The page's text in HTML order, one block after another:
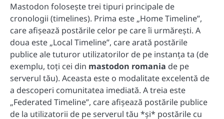
Mastodon folosește trei tipuri principale de
cronologii (timelines). Prima este „Home Timeline”,
care afișează postările celor pe care îi urmărești. A
doua este „Local Timeline”, care arată postările
publice ale tuturor utilizatorilor de pe instanța ta (de
exemplu, toți cei din mastodon romania de pe
serverul tău). Aceasta este o modalitate excelentă de
a descoperi comunitatea imediată. A treia este
„Federated Timeline”, care afișează postările publice
de la utilizatorii de pe serverul tău *și* postările cu